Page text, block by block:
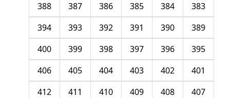
383
384
385
386
387
388
389
390
391
392
393
394
395
396
397
398
399
400
401
402
403
404
405
406
407
408
409
410
411
412